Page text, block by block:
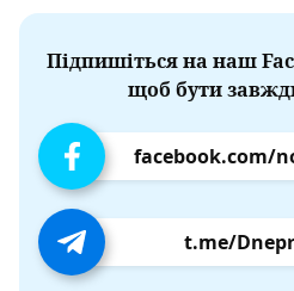
Підпишіться на наш
щоб бути
t.me/